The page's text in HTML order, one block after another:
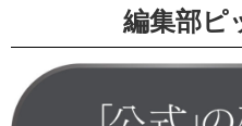
編集部ピ